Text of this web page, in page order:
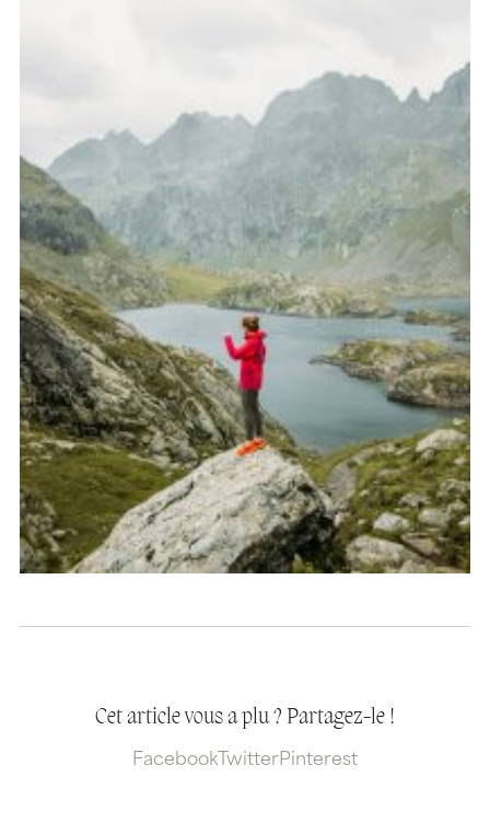
Cet article vous a plu ? Partagez-le !
Facebook TwitterPinterest